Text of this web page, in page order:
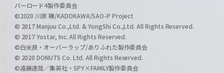
バーロード4製作委員会
©2020 川原 礫/KADOKAWA/SAO-P Project
© 2017 Manjuu Co.,Ltd. & YongShi Co.,Ltd. All Rights Reserved.
© 2017 Yostar, Inc. All Rights Reserved.
©白米良・オーバーラップ/ありふれた製作委員会
© 2020 DONUTS Co. Ltd. All Rights Reserved.
©遠藤達哉／集英社・SPY×FAMILY製作委員会